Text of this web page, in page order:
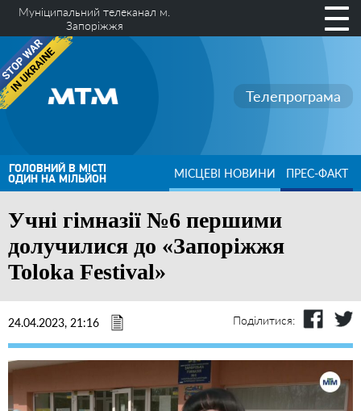
Муніципальний телеканал м.
Запоріжжя
Телепрограма
ГОЛОВНИЙ В МІСТІ
ОДИН НА МІЛЬЙОН МІСЦЕВІ НОВИНИ ПРЕС-ФАКТ
Учні гімназії №6 першими
долучилися до «Запоріжжя
Toloka Festival»
24.04.2023, 21:16 Поділитися: